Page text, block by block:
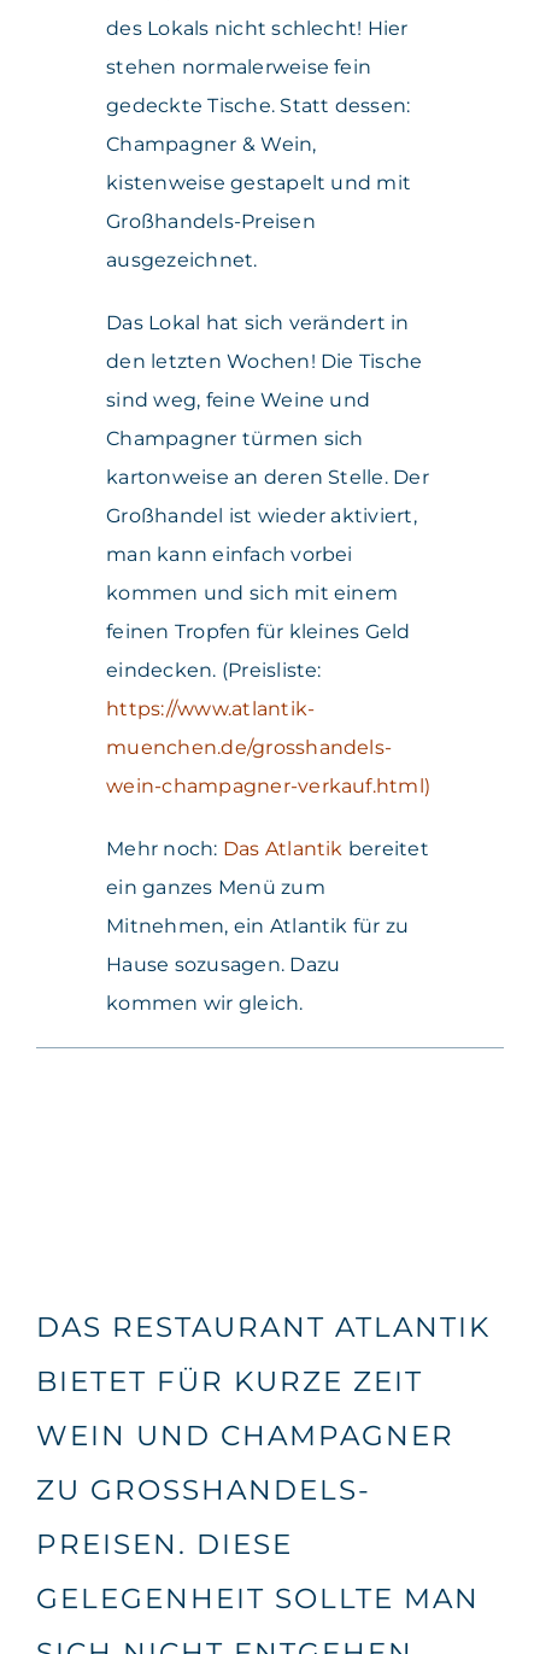
des Lokals nicht schlecht! Hier
stehen normalerweise fein
gedeckte Tische. Statt dessen:
Champagner & Wein,
kistenweise gestapelt und mit
Großhandels-Preisen
ausgezeichnet.
Das Lokal hat sich verändert in
den letzten Wochen! Die Tische
sind weg, feine Weine und
Champagner türmen sich
kartonweise an deren Stelle. Der
Großhandel ist wieder aktiviert,
man kann einfach vorbei
kommen und sich mit einem
feinen Tropfen für kleines Geld
eindecken. (Preisliste:
https://www.atlantik-
muenchen.de/grosshandels-
wein-champagner-verkauf.html)
Mehr noch: Das Atlantik bereitet
ein ganzes Menü zum
Mitnehmen, ein Atlantik für zu
Hause sozusagen. Dazu
kommen wir gleich.
DAS RESTAURANT ATLANTIK
BIETET FÜR KURZE ZEIT
WEIN UND CHAMPAGNER
ZU GROSSHANDELS-P
REISEN. DIESE G
ELEGENHEIT SOLLTE MAN S